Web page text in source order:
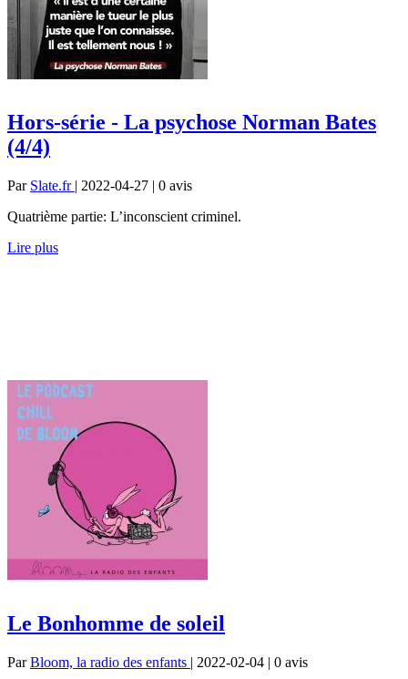
Hors-série - La psychose Norman Bates
(4/4)
Par Slate.fr | 2022-04-27 | 0 avis
Quatrième partie: L’inconscient criminel.
Lire plus
Le Bonhomme de soleil
ParBloom, la radio des enfants | 2022-02-04 | 0 avis